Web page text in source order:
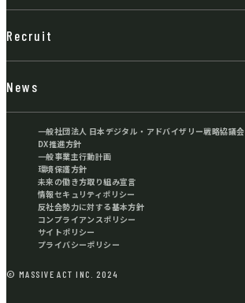
Recruit
News
一般社団法人 日本デジタル・アドバイザリー戦略協議会
DX推進方針
一般事業主行動計画
環境保護方針
未来の働き方取り組み宣言
情報セキュリティポリシー
反社会勢力に対する基本方針
コンプライアンスポリシー
サイトポリシー
プライバシーポリシー
© MASSIVE ACT INC. 2024